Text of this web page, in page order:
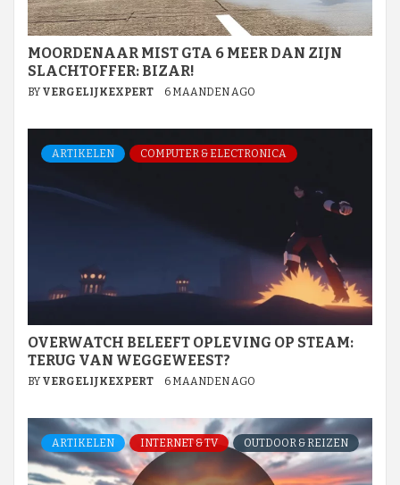
MOORDENAAR MIST GTA 6 MEER DAN ZIJN
SLACHTOFFER: BIZAR!
BY VERGELIJKEXPERT 6 MAANDEN AGO
ARTIKELEN COMPUTER & ELECTRONICA
OVERWATCH BELEEFT OPLEVING OP STEAM:
TERUG VAN WEGGEWEEST?
BY VERGELIJKEXPERT 6 MAANDEN AGO
ARTIKELEN INTERNET & TV OUTDOOR & REIZEN